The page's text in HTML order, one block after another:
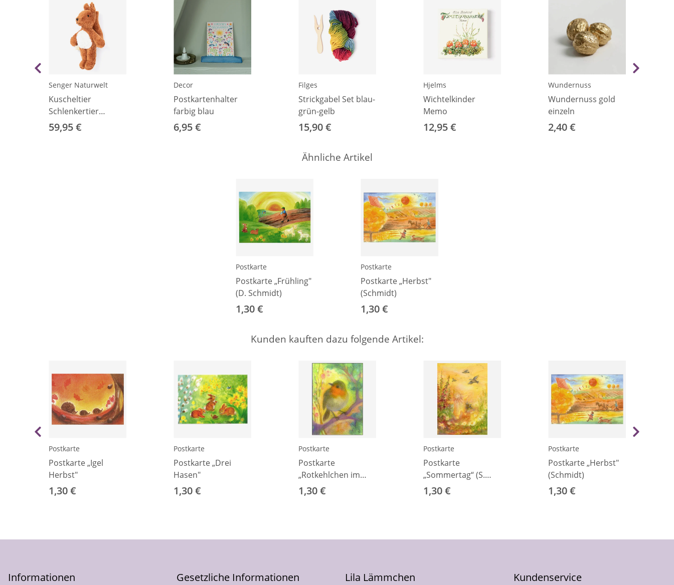
Senger Naturwelt
Kuscheltier
Schlenkertier
Eichhörnchen klein
59,95 €
Decor
Postkartenhalter
farbig blau
6,95 €
Filges
Strickgabel Set blau-
grün-gelb
15,90 €
Hjelms
Wichtelkinder
Memo
12,95 €
Wundernuss
Wundernuss gold
einzeln
2,40 €
Ähnliche Artikel
Postkarte
Postkarte „Frühling"
(D. Schmidt)
1,30 €
Postkarte
Postkarte „Herbst"
(Schmidt)
1,30 €
Kunden kauften dazu folgende Artikel:
Postkarte
Postkarte „Igel
Herbst"
1,30 €
Postkarte
Postkarte „Drei
Hasen"
1,30 €
Postkarte
Postkarte
„Rotkehlchen im
Frühling“ (A.
Koconda)
1,30 €
Postkarte
Postkarte
„Sommertag“ (S.
Reinink)
1,30 €
Postkarte
Postkarte „Herbst"
(Schmidt)
1,30 €
Informationen Gesetzliche Informationen Lila Lämmchen Kundenservice